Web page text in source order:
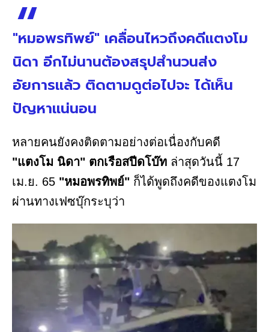
"หมอพรทิพย์" เคลื่อนไหวถึงคดีแตงโม
นิดา อีกไม่นานต้องสรุปสำนวนส่ง
อัยการแล้ว ติดตามดูต่อไปจะ ได้เห็น
ปัญหาแน่นอน
หลายคนยังคงติดตามอย่างต่อเนื่องกับคดี
"แตงโม นิดา" ตกเรือสปีดโบ๊ท ล่าสุดวันนี้ 17
เม.ย. 65 "หมอพรทิพย์" ก็ได้พูดถึงคดีของแตงโม
ผ่านทางเฟซบุ๊กระบุว่า